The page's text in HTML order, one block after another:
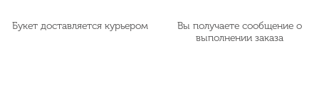
Букет доставляется курьером
Вы получаете сообщение о
выполнении заказа